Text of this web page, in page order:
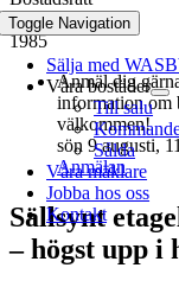
Toggle Navigation
Sälja med
Våra bostäder
Till salu
Sålda
Våra mäklare
Jobba hos oss
Kontakt
Byggår
1985
Anmäl dig
information om
välkommen!
sön 9 augusti,
Anmälan
Sällsynt
– högst upp i